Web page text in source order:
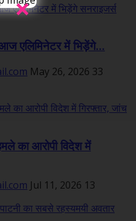
एलिमिनेटर में भिड़ेंगे...
May 26, 2026 33
का आरोपी विदेश में
Jul 11, 2026 13
×